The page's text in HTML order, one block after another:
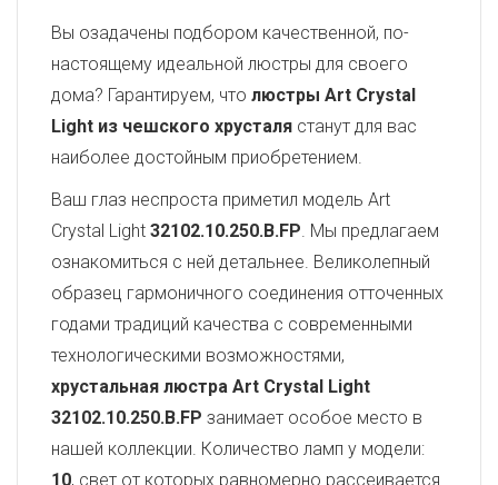
Вы озадачены подбором качественной, по-
настоящему идеальной люстры для своего
дома? Гарантируем, что люстры Art Crystal
Light из чешского хрусталя станут для вас
наиболее достойным приобретением.
Ваш глаз неспроста приметил модель Art
Crystal Light 32102.10.250.B.FP. Мы предлагаем
ознакомиться с ней детальнее. Великолепный
образец гармоничного соединения отточенных
годами традиций качества с современными
технологическими возможностями,
хрустальная люстра Art Crystal Light
32102.10.250.B.FP занимает особое место в
нашей коллекции. Количество ламп у модели:
10, свет от которых равномерно рассеивается